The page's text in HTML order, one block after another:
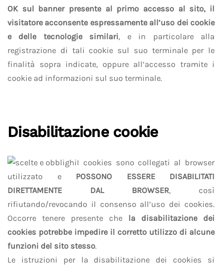
OK sul banner presente al primo accesso al sito, il
visitatore acconsente espressamente all’uso dei cookie
e delle tecnologie similari, e in particolare alla
registrazione di tali cookie sul suo terminale per le
finalità sopra indicate, oppure all’accesso tramite i
cookie ad informazioni sul suo terminale.
Disabilitazione cookie
I cookies sono collegati al browser
utilizzato e POSSONO ESSERE DISABILITATI
DIRETTAMENTE DAL BROWSER, così
rifiutando/revocando il consenso all’uso dei cookies.
Occorre tenere presente che la disabilitazione dei
cookies potrebbe impedire il corretto utilizzo di alcune
funzioni del sito stesso.
Le istruzioni per la disabilitazione dei cookies si